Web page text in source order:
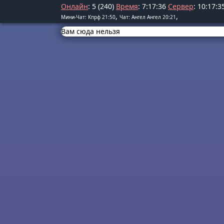
Онлайн: 5 (240) Время: 7:17:37 Сервер: 10:17:
Мини-Чат: Кпрф 21:50, Чат: Ангел Ангел 20:21 ,
Вам сюда нельзя